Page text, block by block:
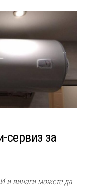
сервиз за
и винаги можете да